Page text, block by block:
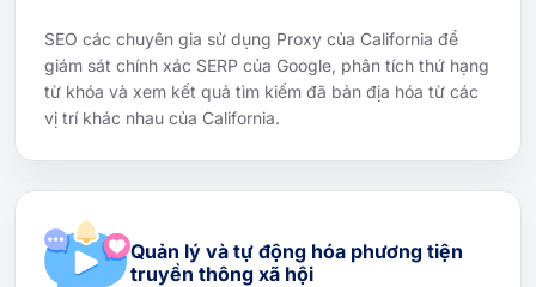
SEO các chuyên gia sử dụng Proxy của California để
giám sát chính xác SERP của Google, phân tích thứ hạng
từ khóa và xem kết quả tìm kiếm đã bản địa hóa từ các
vị trí khác nhau của California.
Quản lý và tự động hóa phương tiện
truyền thông xã hội